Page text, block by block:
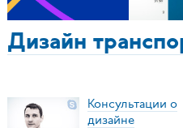
Дизайн
Консультации о
дизайне